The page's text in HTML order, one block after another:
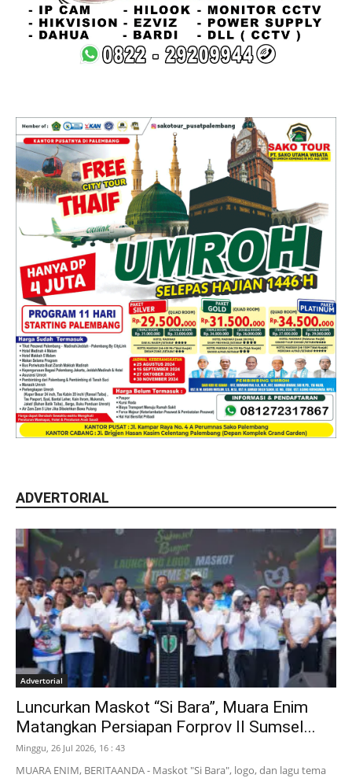
ADVERTORIAL
Advertorial
Luncurkan Maskot “Si Bara”, Muara Enim
Matangkan Persiapan Forprov II Sumsel...
Minggu, 26 Jul 2026, 16 : 43
MUARA ENIM, BERITAANDA - Maskot "Si Bara", logo, dan lagu tema